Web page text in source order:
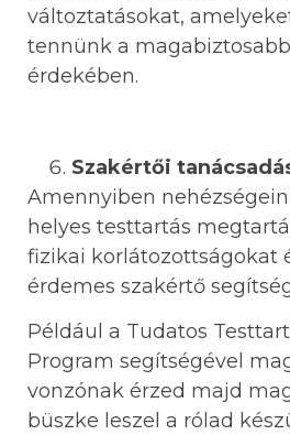
változtatásokat,
tennünk a
érdekében.
Szakértői
Amennyiben
helyes testtartás
fizikai korlátozottságokat
érdemes szakértő
Például a Tudatos
Program segítségével
vonzónak érzed majd
büszke leszel a rólad